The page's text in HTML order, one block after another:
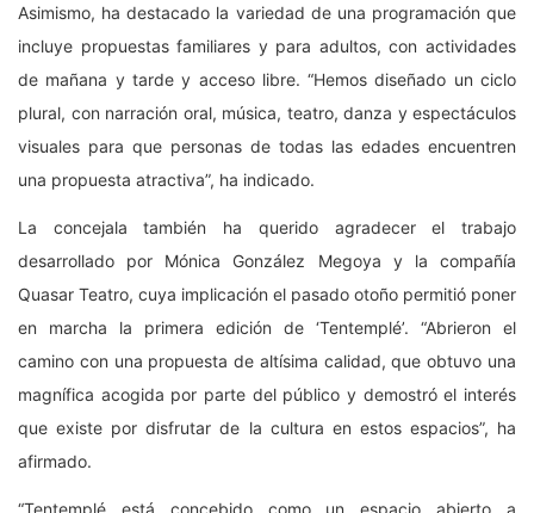
Asimismo, ha destacado la variedad de una programación que
incluye propuestas familiares y para adultos, con actividades
de mañana y tarde y acceso libre. “Hemos diseñado un ciclo
plural, con narración oral, música, teatro, danza y espectáculos
visuales para que personas de todas las edades encuentren
una propuesta atractiva”, ha indicado.
La concejala también ha querido agradecer el trabajo
desarrollado por Mónica González Megoya y la compañía
Quasar Teatro, cuya implicación el pasado otoño permitió poner
en marcha la primera edición de ‘Tentemplé’. “Abrieron el
camino con una propuesta de altísima calidad, que obtuvo una
magnífica acogida por parte del público y demostró el interés
que existe por disfrutar de la cultura en estos espacios”, ha
afirmado.
“Tentemplé está concebido como un espacio abierto a